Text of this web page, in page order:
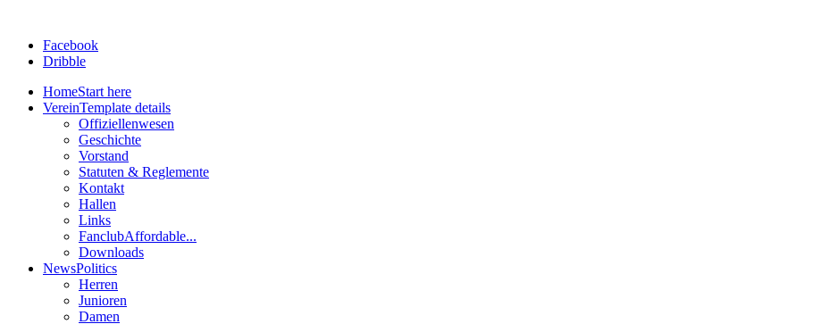
Facebook
Dribble
HomeStart here
VereinTemplate details
Offiziellenwesen
Geschichte
Vorstand
Statuten & Reglemente
Kontakt
Hallen
Links
FanclubAffordable...
Downloads
NewsPolitics
Herren
Junioren
Damen